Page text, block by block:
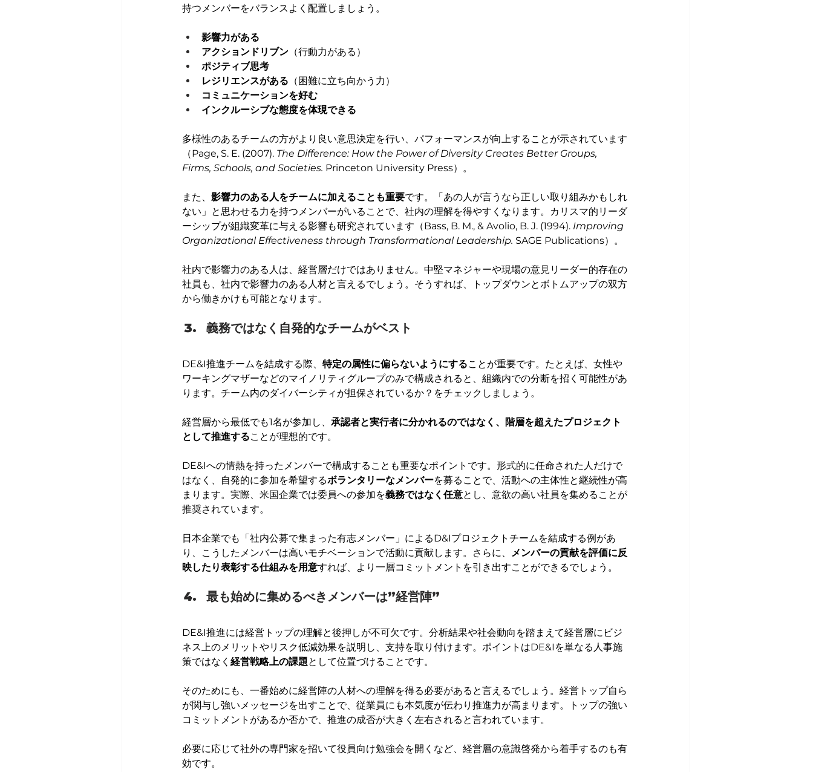
持つメンバーをバランスよく配置しましょう。
影響力がある
アクションドリブン （行動力がある）
ポジティブ思考
レジリエンスがある （困難に立ち向かう力）
コミュニケーションを好む
インクルーシブな態度を体現できる
多様性のあるチームの方がより良い意思決定を行い、パフォーマンスが向上することが示されています
（Page, S. E. (2007). The Difference: How the Power of Diversity Creates Better Groups,
Firms, Schools, and Societies. Princeton University Press）。
また、影響力のある人をチームに加えることも重要です。「あの人が言うなら正しい取り組みかもしれ
ない」と思わせる力を持つメンバーがいることで、社内の理解を得やすくなります。カリスマ的リーダ
ーシップが組織変革に与える影響も研究されています（Bass, B. M., & Avolio, B. J. (1994). Improving
Organizational Effectiveness through Transformational Leadership. SAGE Publications）。
社内で影響力のある人は、経営層だけではありません。中堅マネジャーや現場の意見リーダー的存在の
社員も、社内で影響力のある人材と言えるでしょう。そうすれば、トップダウンとボトムアップの双方
から働きかけも可能となります。
義務ではなく自発的なチームがベスト
DE&I推進チームを結成する際、特定の属性に偏らないようにすることが重要です。たとえば、女性や
ワーキングマザーなどのマイノリティグループのみで構成されると、組織内での分断を招く可能性があ
ります。チーム内のダイバーシティが担保されているか？をチェックしましょう。
経営層から最低でも1名が参加し、承認者と実行者に分かれるのではなく、階層を超えたプロジェクト
として推進することが理想的です。
DE&Iへの情熱を持ったメンバーで構成することも重要なポイントです。形式的に任命された人だけで
はなく、自発的に参加を希望するボランタリーなメンバーを募ることで、活動への主体性と継続性が高
まります​。実際、米国企業では委員への参加を義務ではなく任意とし、意欲の高い社員を集めることが
推奨されています。
日本企業でも「社内公募で集まった有志メンバー」によるD&Iプロジェクトチームを結成する例があ
り、こうしたメンバーは高いモチベーションで活動に貢献します。さらに、 メンバーの貢献を評価に反
映したり表彰する仕組みを用意すれば、より一層コミットメントを引き出すことができるでしょう。
最も始めに集めるべきメンバーは”経営陣”
DE&I推進には経営トップの理解と後押しが不可欠です。分析結果や社会動向を踏まえて経営層にビジ
ネス上のメリットやリスク低減効果を説明し、支持を取り付けます。ポイントはDE&Iを単なる人事施
策ではなく経営戦略上の課題として位置づけることです。
そのためにも、一番始めに経営陣の人材への理解を得る必要があると言えるでしょう。経営トップ自ら
が関与し強いメッセージを出すことで、従業員にも本気度が伝わり推進力が高まります。トップの強い
コミットメントがあるか否かで、推進の成否が大きく左右されると言われています。
必要に応じて社外の専門家を招いて役員向け勉強会を開くなど、経営層の意識啓発から着手するのも有
効です。